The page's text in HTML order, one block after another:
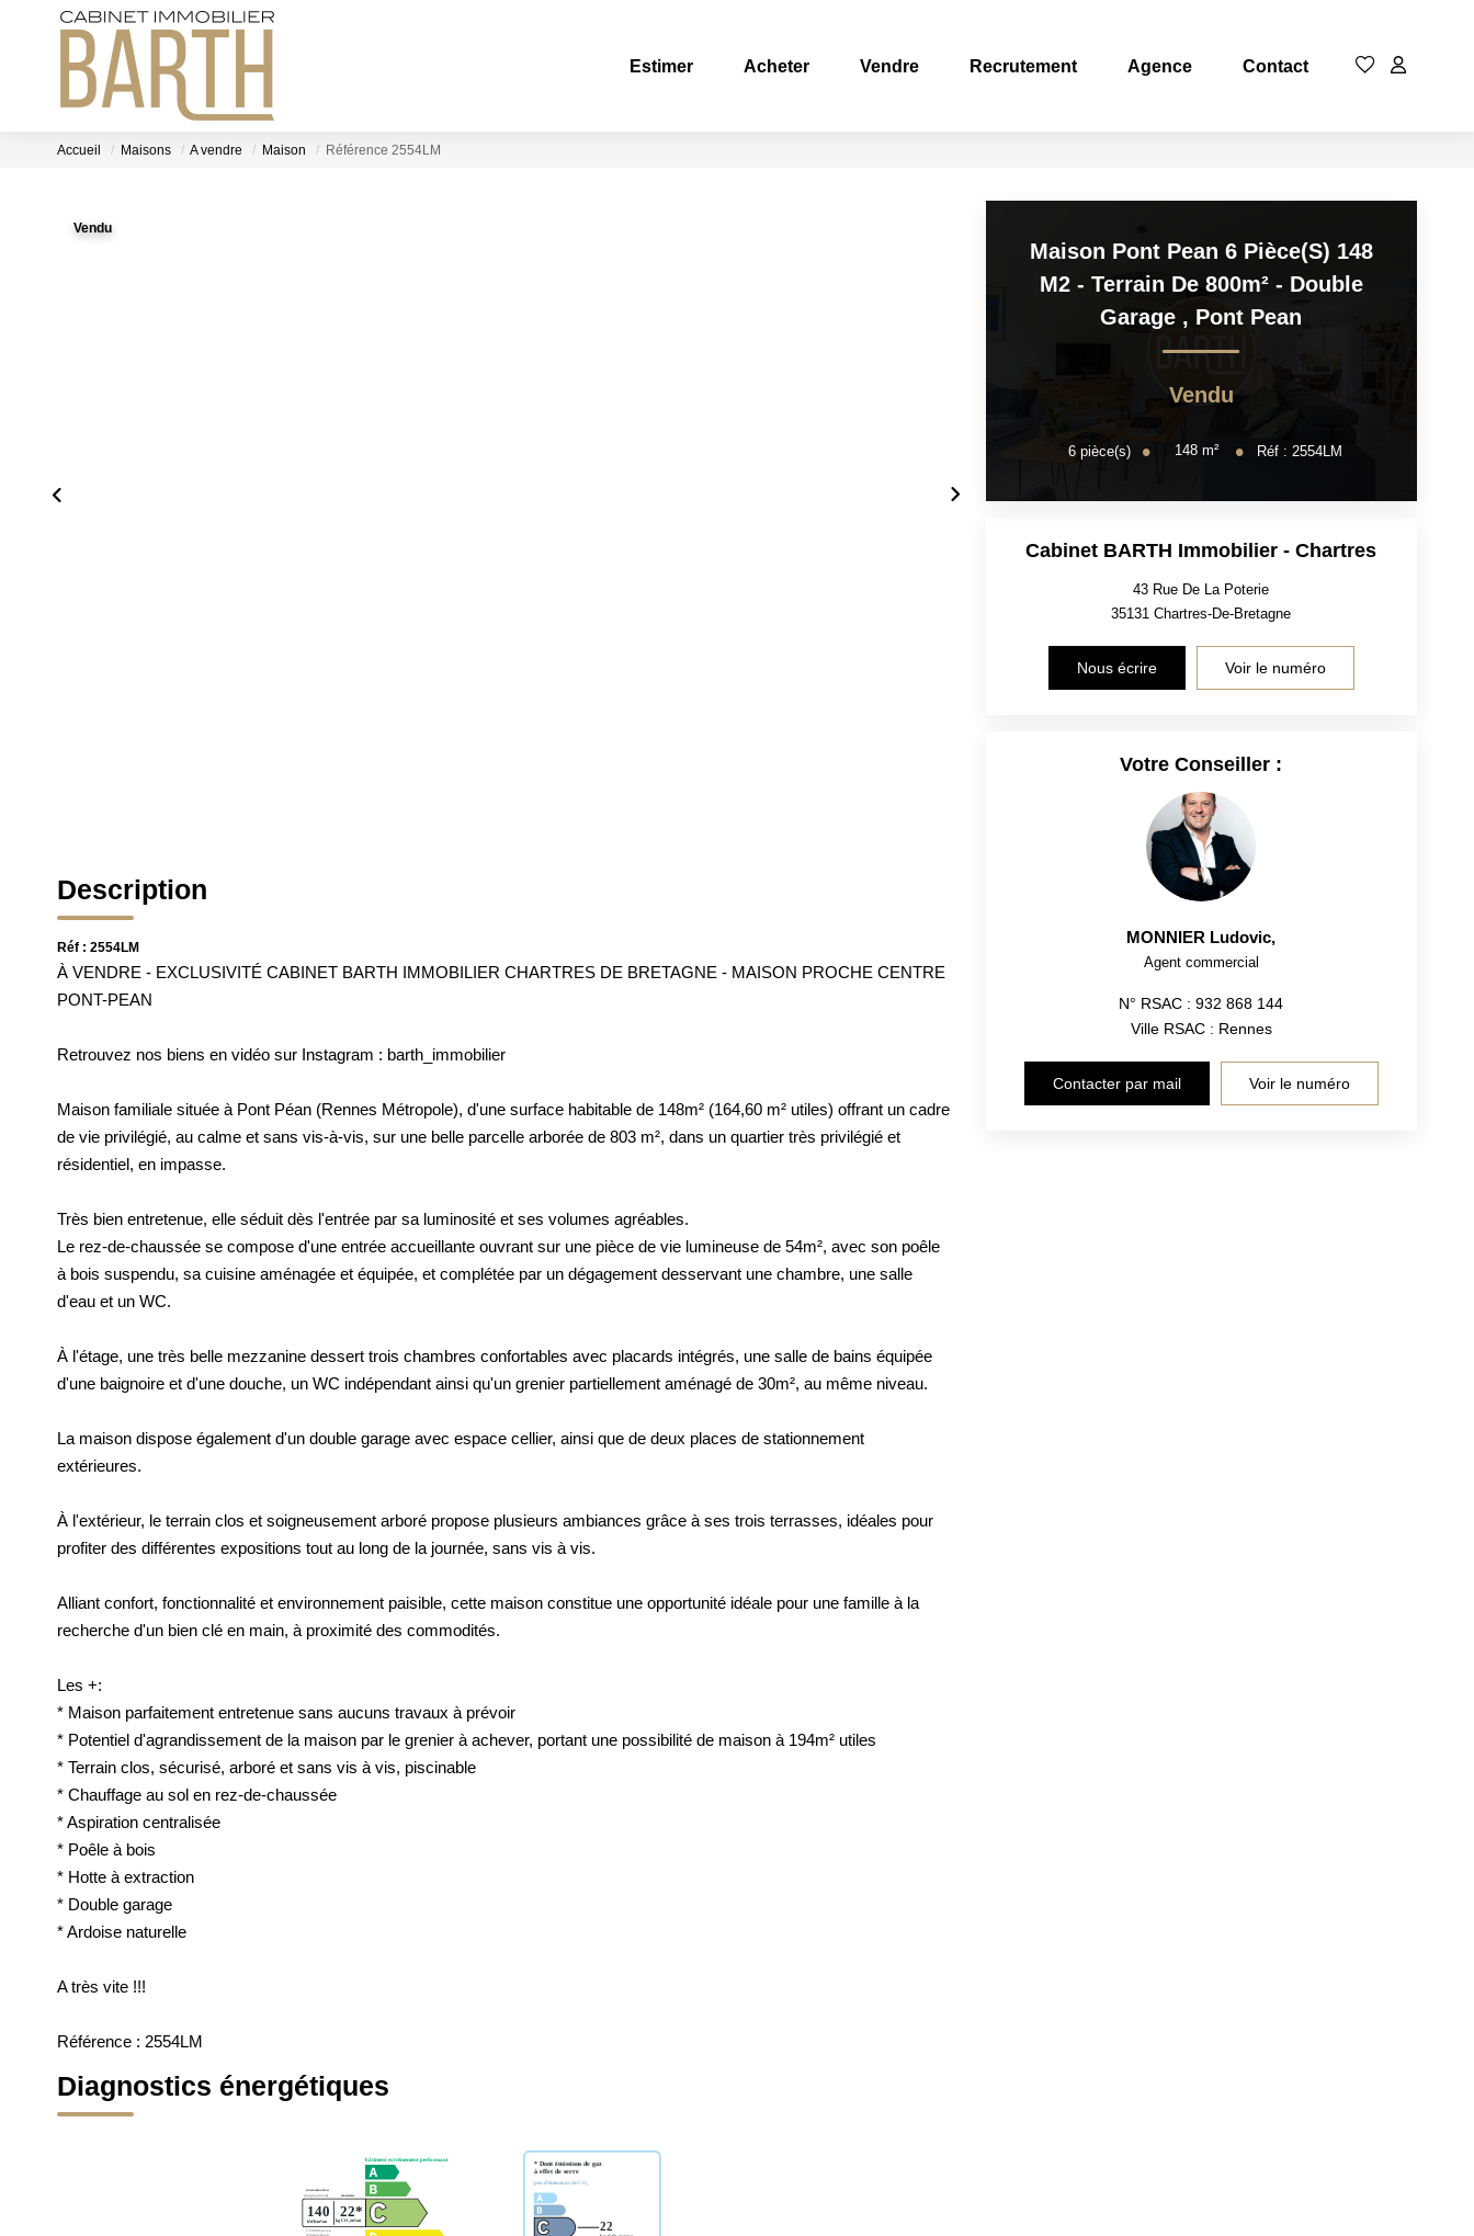
Estimer Acheter Vendre Recrutement Agence Contact
Accueil Maisons A vendre Maison Référence 2554LM
Vendu
Description
Réf : 2554LM
À VENDRE - EXCLUSIVITÉ CABINET BARTH IMMOBILIER CHARTRES DE BRETAGNE - MAISON PROCHE CENTRE
PONT-PEAN
Retrouvez nos biens en vidéo sur Instagram : barth_immobilier
Maison familiale située à Pont Péan (Rennes Métropole), d'une surface habitable de 148m² (164,60 m² utiles) offrant un cadre
de vie privilégié, au calme et sans vis-à-vis, sur une belle parcelle arborée de 803 m², dans un quartier très privilégié et
résidentiel, en impasse.
Très bien entretenue, elle séduit dès l'entrée par sa luminosité et ses volumes agréables.
Le rez-de-chaussée se compose d'une entrée accueillante ouvrant sur une pièce de vie lumineuse de 54m², avec son poêle
à bois suspendu, sa cuisine aménagée et équipée, et complétée par un dégagement desservant une chambre, une salle
d'eau et un WC.
À l'étage, une très belle mezzanine dessert trois chambres confortables avec placards intégrés, une salle de bains équipée
d'une baignoire et d'une douche, un WC indépendant ainsi qu'un grenier partiellement aménagé de 30m², au même niveau.
La maison dispose également d'un double garage avec espace cellier, ainsi que de deux places de stationnement
extérieures.
À l'extérieur, le terrain clos et soigneusement arboré propose plusieurs ambiances grâce à ses trois terrasses, idéales pour
profiter des différentes expositions tout au long de la journée, sans vis à vis.
Alliant confort, fonctionnalité et environnement paisible, cette maison constitue une opportunité idéale pour une famille à la
recherche d'un bien clé en main, à proximité des commodités.
Les +:
* Maison parfaitement entretenue sans aucuns travaux à prévoir
* Potentiel d'agrandissement de la maison par le grenier à achever, portant une possibilité de maison à 194m² utiles
* Terrain clos, sécurisé, arboré et sans vis à vis, piscinable
* Chauffage au sol en rez-de-chaussée
* Aspiration centralisée
* Poêle à bois
* Hotte à extraction
* Double garage
* Ardoise naturelle
A très vite !!!
Référence : 2554LM
Diagnostics énergétiques
Maison Pont Pean 6 Pièce(s) 148
M2 - Terrain De 800m² - Double
Garage , Pont Pean
Vendu
6pièce(s) 148m² Réf : 2554LM
Cabinet BARTH Immobilier - Chartres
43 Rue De La Poterie
35131Chartres-De-Bretagne
Nous écrire Voir le numéro
Votre Conseiller :
MONNIER Ludovic,
Agent commercial
N° RSAC : 932 868 144
Ville RSAC : Rennes
Contacter par mail Voir le numéro